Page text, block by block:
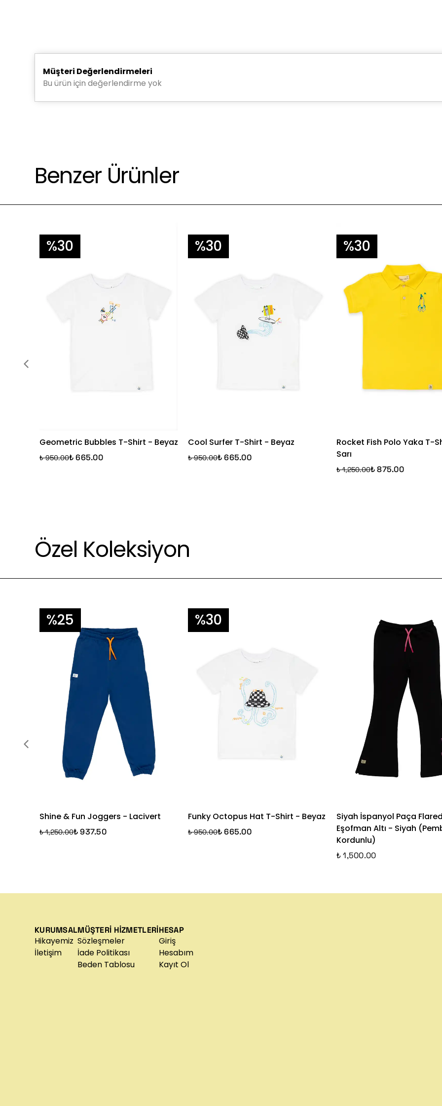
Müşteri Değerlendirmeleri
Bu ürün için değerlendirme yok
Benzer Ürünler
%30
Geometric Bubbles T-Shirt - Beyaz
₺ 950.00₺ 665.00
%30
Cool Surfer T-Shirt - Beyaz
₺ 950.00₺ 665.00
%30
Rocket Fish Polo Yaka T-
Sarı
₺ 1,250.00₺ 875.00
Özel Koleksiyon
%25
Shine & Fun Joggers - Lacivert
₺ 1,250.00₺ 937.50
%30
Funky Octopus Hat T-Shirt - Beyaz
₺ 950.00₺ 665.00
Siyah İspanyol Paça Flared
Eşofman Altı - Siyah
Kordunlu)
₺ 1,500.00
KURUMSAL
Hikayemiz
İletişim
MÜŞTERİ HİZMETLERİ
Sözleşmeler
İade Politikası
Beden Tablosu
HESAP
Giriş
Hesabım
Kayıt Ol